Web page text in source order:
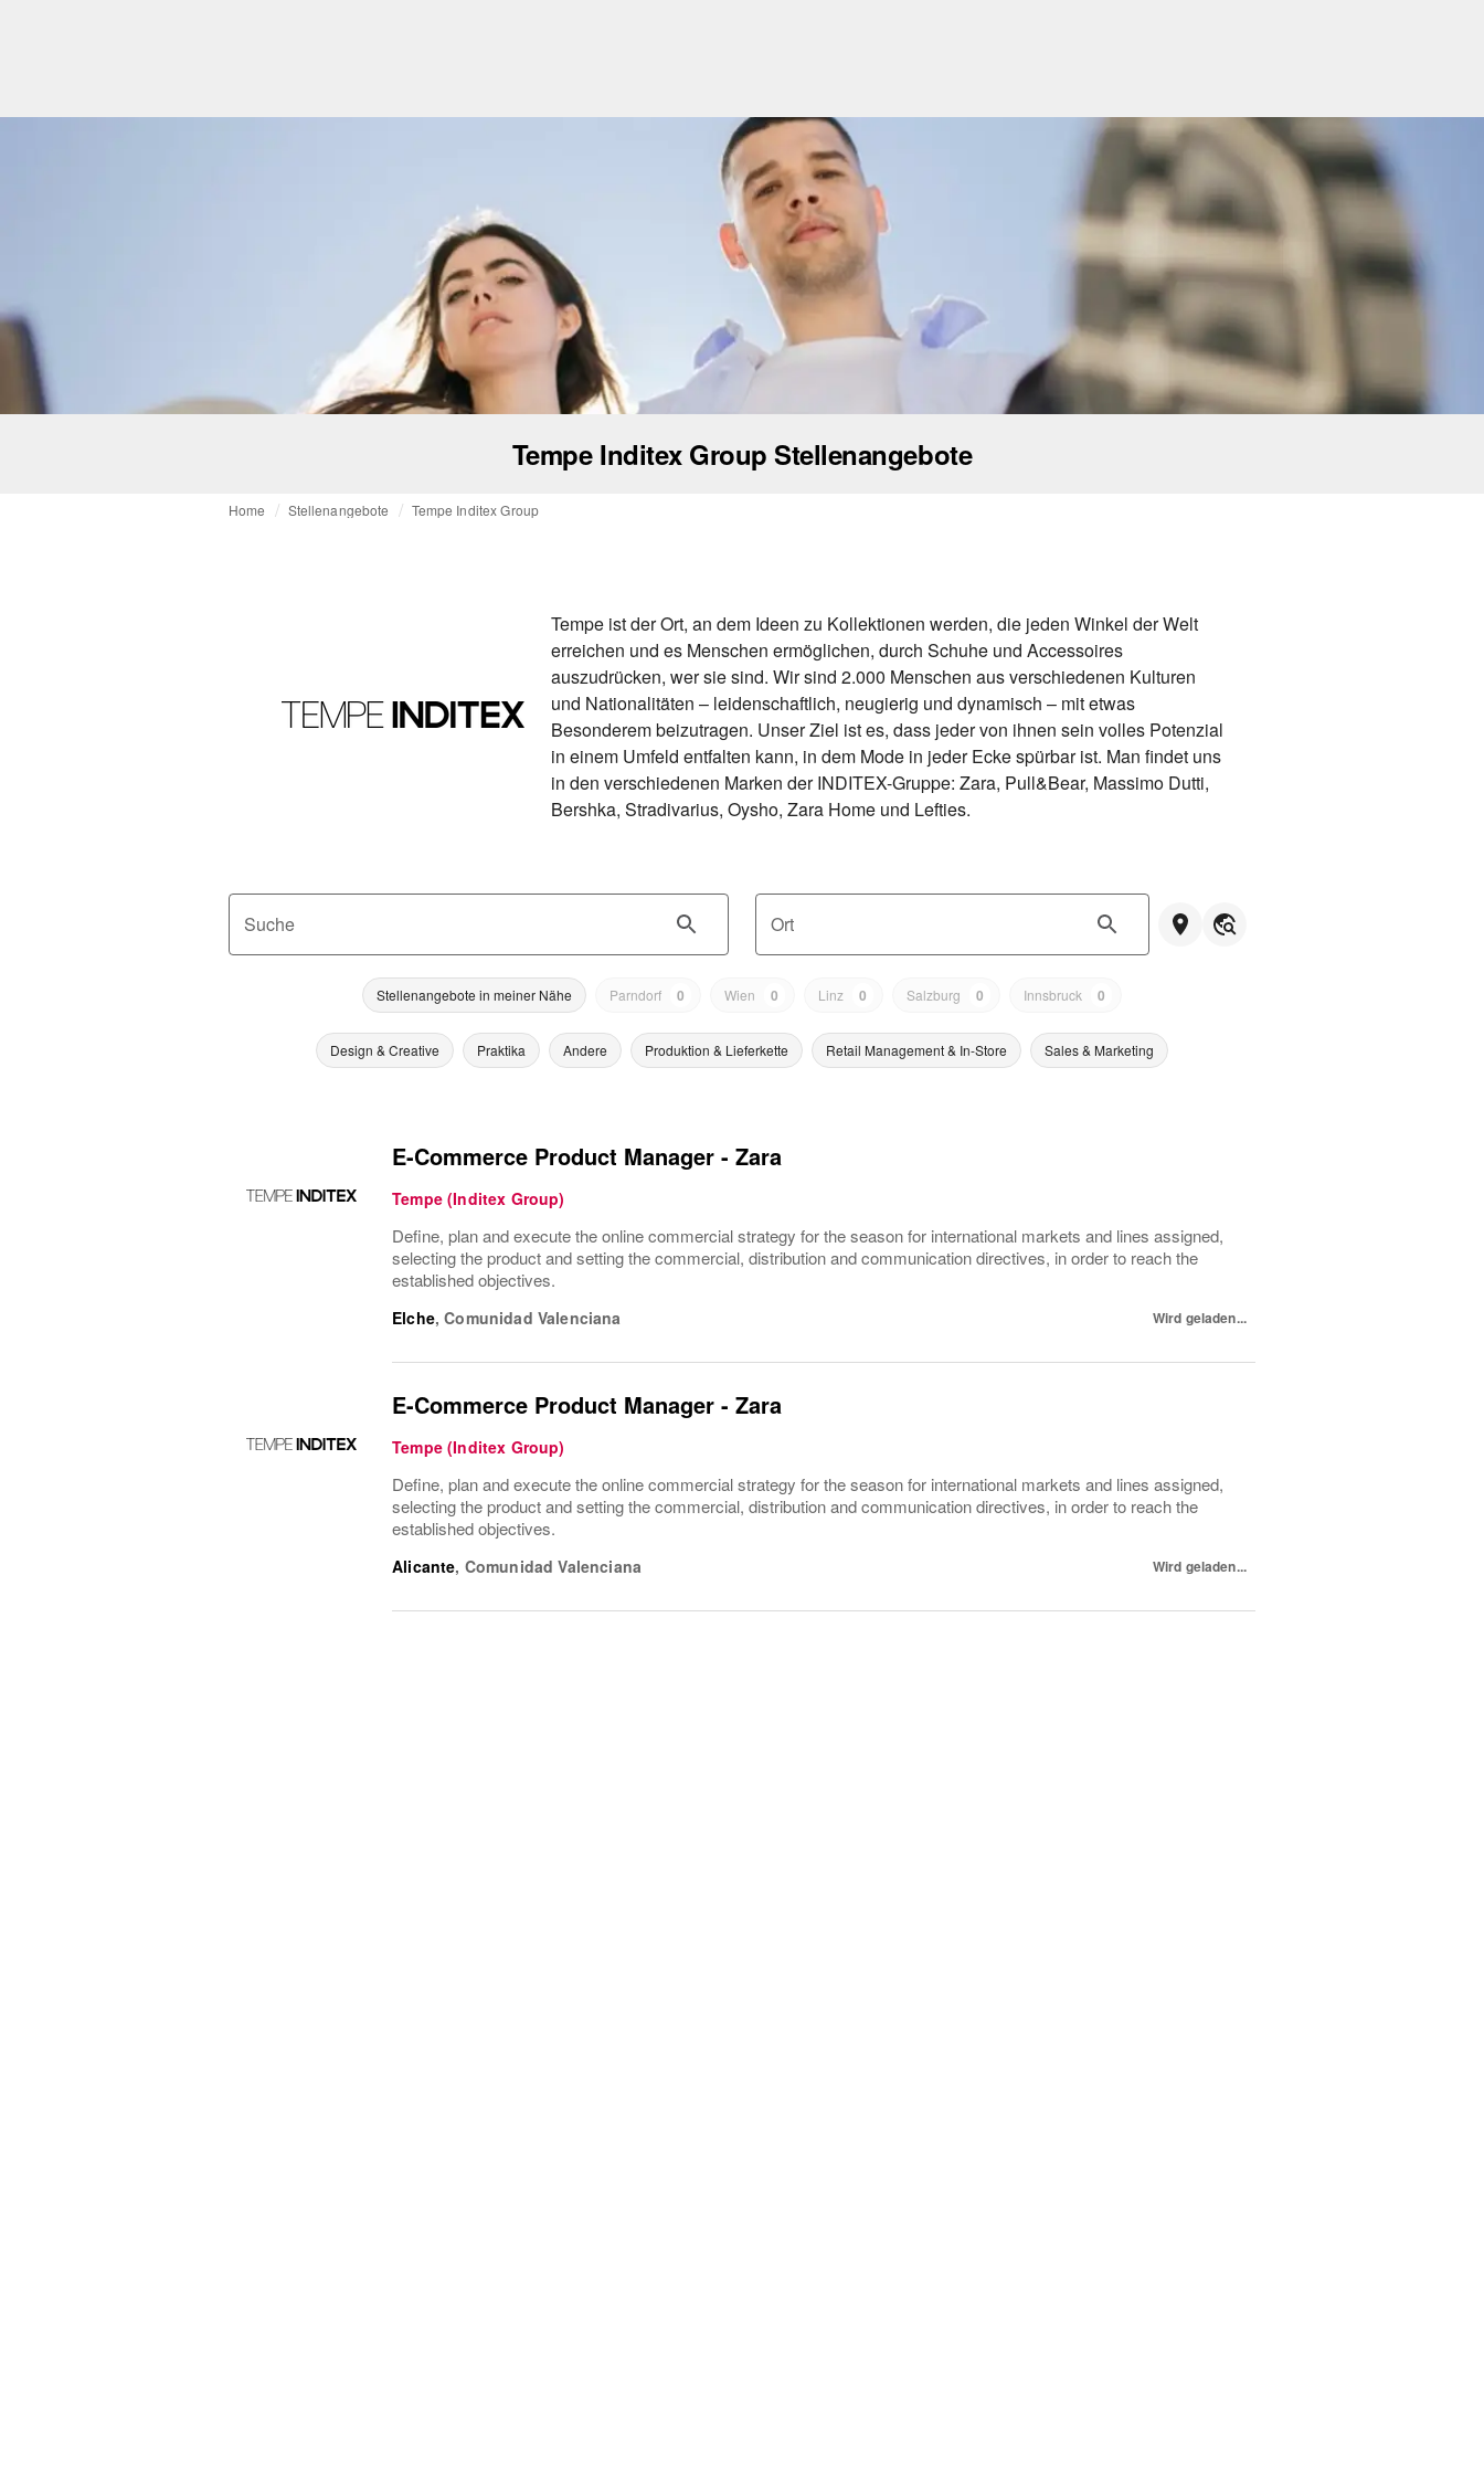
Tempe Inditex Group Stellenangebote
Home Stellenangebote Tempe Inditex Group
Tempe ist der Ort, an dem Ideen zu Kollektionen werden, die jeden Winkel der Welt
erreichen und es Menschen ermöglichen, durch Schuhe und Accessoires
auszudrücken, wer sie sind. Wir sind 2.000 Menschen aus verschiedenen Kulturen
und Nationalitäten – leidenschaftlich, neugierig und dynamisch – mit etwas
Besonderem beizutragen. Unser Ziel ist es, dass jeder von ihnen sein volles Potenzial
in einem Umfeld entfalten kann, in dem Mode in jeder Ecke spürbar ist. Man findet uns
in den verschiedenen Marken der INDITEX-Gruppe: Zara, Pull&Bear, Massimo Dutti,
Bershka, Stradivarius, Oysho, Zara Home und Lefties.
Suche Ort
Stellenangebote in meiner Nähe Parndorf 0 Wien 0 Linz 0 Salzburg 0 Innsbruck 0
Design & Creative Praktika Andere Produktion & Lieferkette Retail Management & In-Store Sales & Marketing
E-Commerce Product Manager - Zara
Tempe (Inditex Group)
Define, plan and execute the online commercial strategy for the season for international markets and lines assigned,
selecting the product and setting the commercial, distribution and communication directives, in order to reach the
established objectives.
Elche,Comunidad Valenciana Wird geladen...
E-Commerce Product Manager - Zara
Tempe (Inditex Group)
Define, plan and execute the online commercial strategy for the season for international markets and lines assigned,
selecting the product and setting the commercial, distribution and communication directives, in order to reach the
established objectives.
Alicante, Comunidad Valenciana Wird geladen...